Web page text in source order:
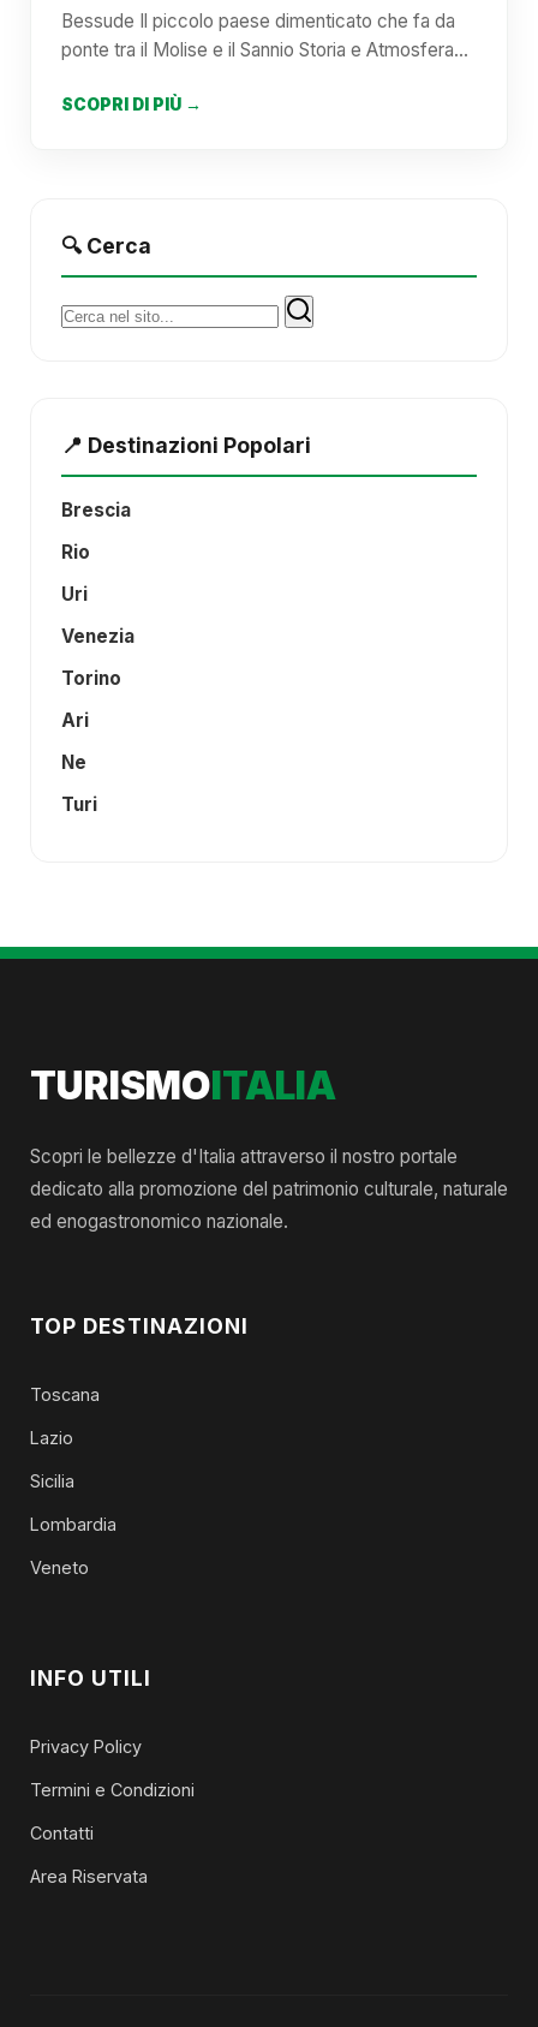
Bessude Il piccolo paese dimenticato che fa da
ponte tra il Molise e il Sannio Storia e Atmosfera…
SCOPRI DI PIÙ →
🔍 Cerca
Cerca:
📍 Destinazioni Popolari
Brescia
Rio
Uri
Venezia
Torino
Ari
Ne
Turi
TURISMOITALIA
Scopri le bellezze d'Italia attraverso il nostro portale
dedicato alla promozione del patrimonio culturale, naturale
ed enogastronomico nazionale.
TOP DESTINAZIONI
Toscana
Lazio
Sicilia
Lombardia
Veneto
INFO UTILI
Privacy Policy
Termini e Condizioni
Contatti
Area Riservata